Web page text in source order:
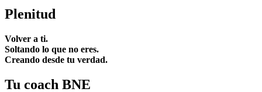
Plenitud
Volver a ti.
Soltando lo que no eres.
Creando desde tu verdad.
Tu coach BNE